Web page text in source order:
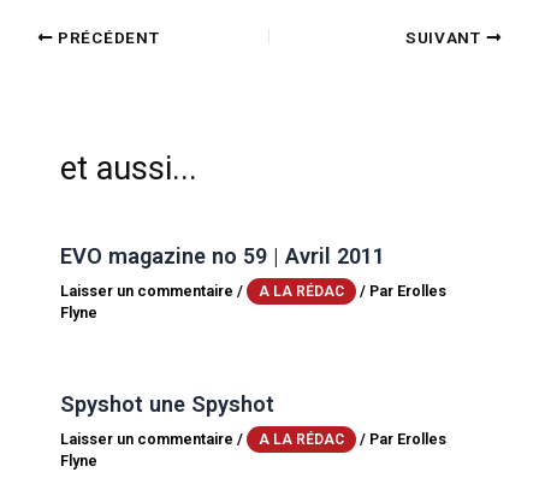
PRÉCÉDENT SUIVANT
et aussi...
EVO magazine no 59 | Avril 2011
Laisser un commentaire / A LA RÉDAC / Par Erolles
Flyne
Spyshot une Spyshot
Laisser un commentaire / A LA RÉDAC / Par Erolles
Flyne